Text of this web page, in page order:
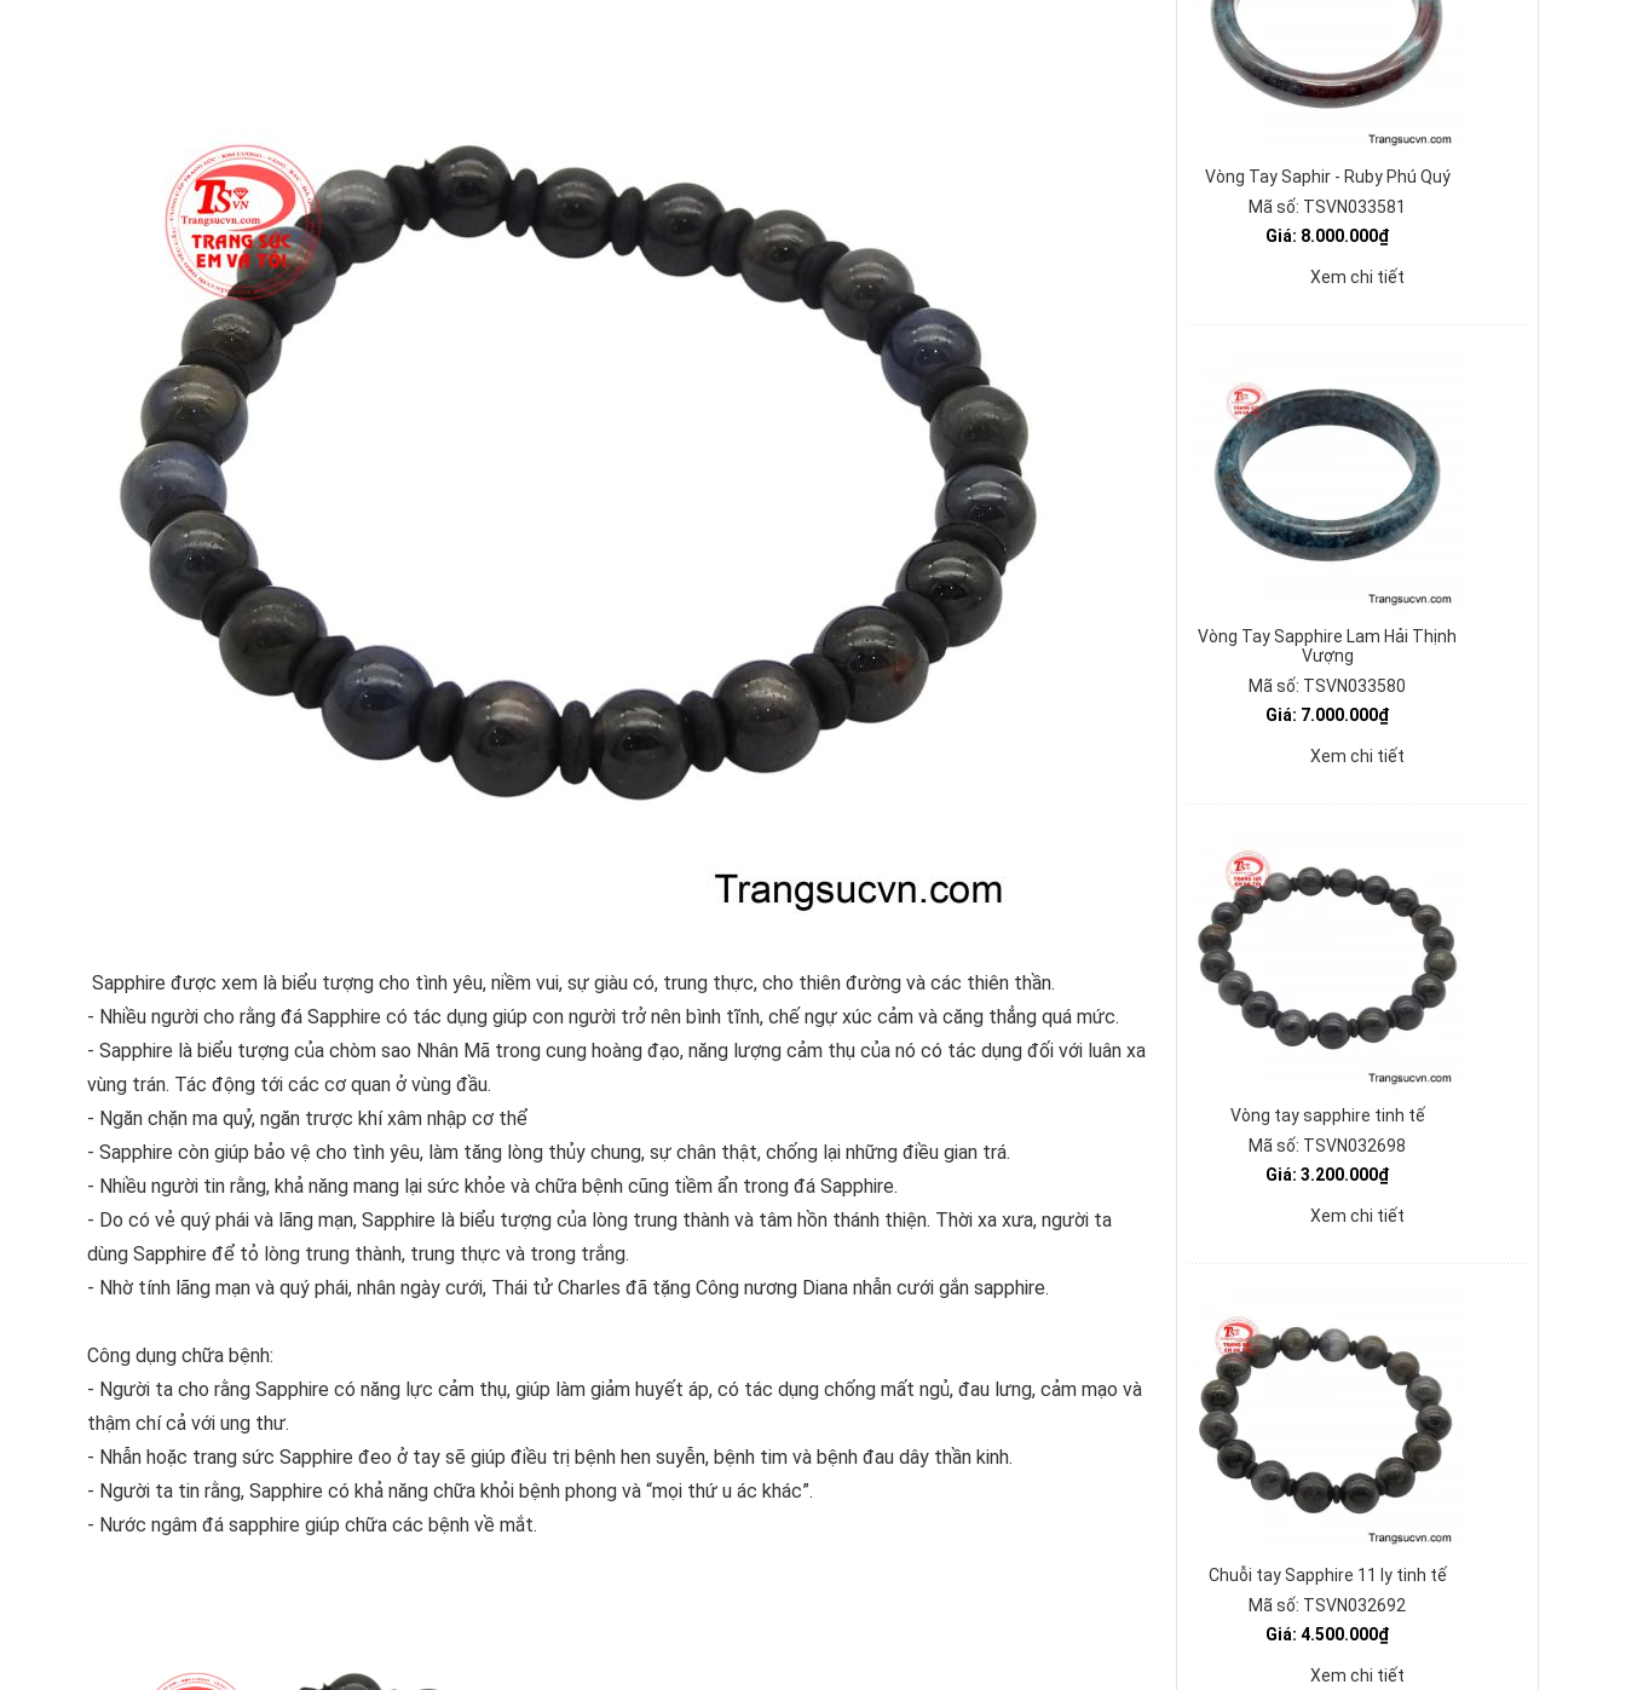
Sapphire được xem là biểu tượng cho tình yêu, niềm vui, sự giàu có, trung thực, cho thiên đường và các thiên thần.
- Nhiều người cho rằng đá Sapphire có tác dụng giúp con người trở nên bình tĩnh, chế ngự xúc cảm và căng thẳng quá mức.
- Sapphire là biểu tượng của chòm sao Nhân Mã trong cung hoàng đạo, năng lượng cảm thụ của nó có tác dụng đối với luân xa
vùng trán. Tác động tới các cơ quan ở vùng đầu.
- Ngăn chặn ma quỷ, ngăn trược khí xâm nhập cơ thể
- Sapphire còn giúp bảo vệ cho tình yêu, làm tăng lòng thủy chung, sự chân thật, chống lại những điều gian trá.
- Nhiều người tin rằng, khả năng mang lại sức khỏe và chữa bệnh cũng tiềm ẩn trong đá Sapphire.
- Do có vẻ quý phái và lãng mạn, Sapphire là biểu tượng của lòng trung thành và tâm hồn thánh thiện. Thời xa xưa, người ta
dùng Sapphire để tỏ lòng trung thành, trung thực và trong trắng.
- Nhờ tính lãng mạn và quý phái, nhân ngày cưới, Thái tử Charles đã tặng Công nương Diana nhẫn cưới gắn sapphire.
Công dụng chữa bệnh:
- Người ta cho rằng Sapphire có năng lực cảm thụ, giúp làm giảm huyết áp, có tác dụng chống mất ngủ, đau lưng, cảm mạo và
thậm chí cả với ung thư.
- Nhẫn hoặc trang sức Sapphire đeo ở tay sẽ giúp điều trị bệnh hen suyễn, bệnh tim và bệnh đau dây thần kinh.
- Người ta tin rằng, Sapphire có khả năng chữa khỏi bệnh phong và “mọi thứ u ác khác”.
- Nước ngâm đá sapphire giúp chữa các bệnh về mắt.
Vòng Tay Saphir - Ruby Phú Quý
Mã số: TSVN033581
Giá: 8.000.000₫
Xem chi tiết
Vòng Tay Sapphire Lam Hải Thịnh
Vượng
Mã số: TSVN033580
Giá: 7.000.000₫
Xem chi tiết
Vòng tay sapphire tinh tế
Mã số: TSVN032698
Giá: 3.200.000₫
Xem chi tiết
Chuỗi tay Sapphire 11 ly tinh tế
Mã số: TSVN032692
Giá: 4.500.000₫
Xem chi tiết